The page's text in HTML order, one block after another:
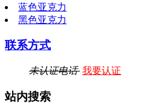
蓝色亚克力
黑色亚克力
联系方式
未认证电话 我要认证
站内搜索